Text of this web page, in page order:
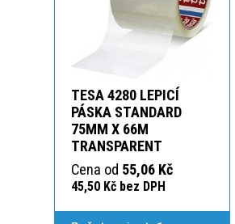
TESA 4280 LEPICÍ
PÁSKA STANDARD
75MM X 66M
TRANSPARENT
Cena od 55,06 Kč
45,50 Kč bez DPH